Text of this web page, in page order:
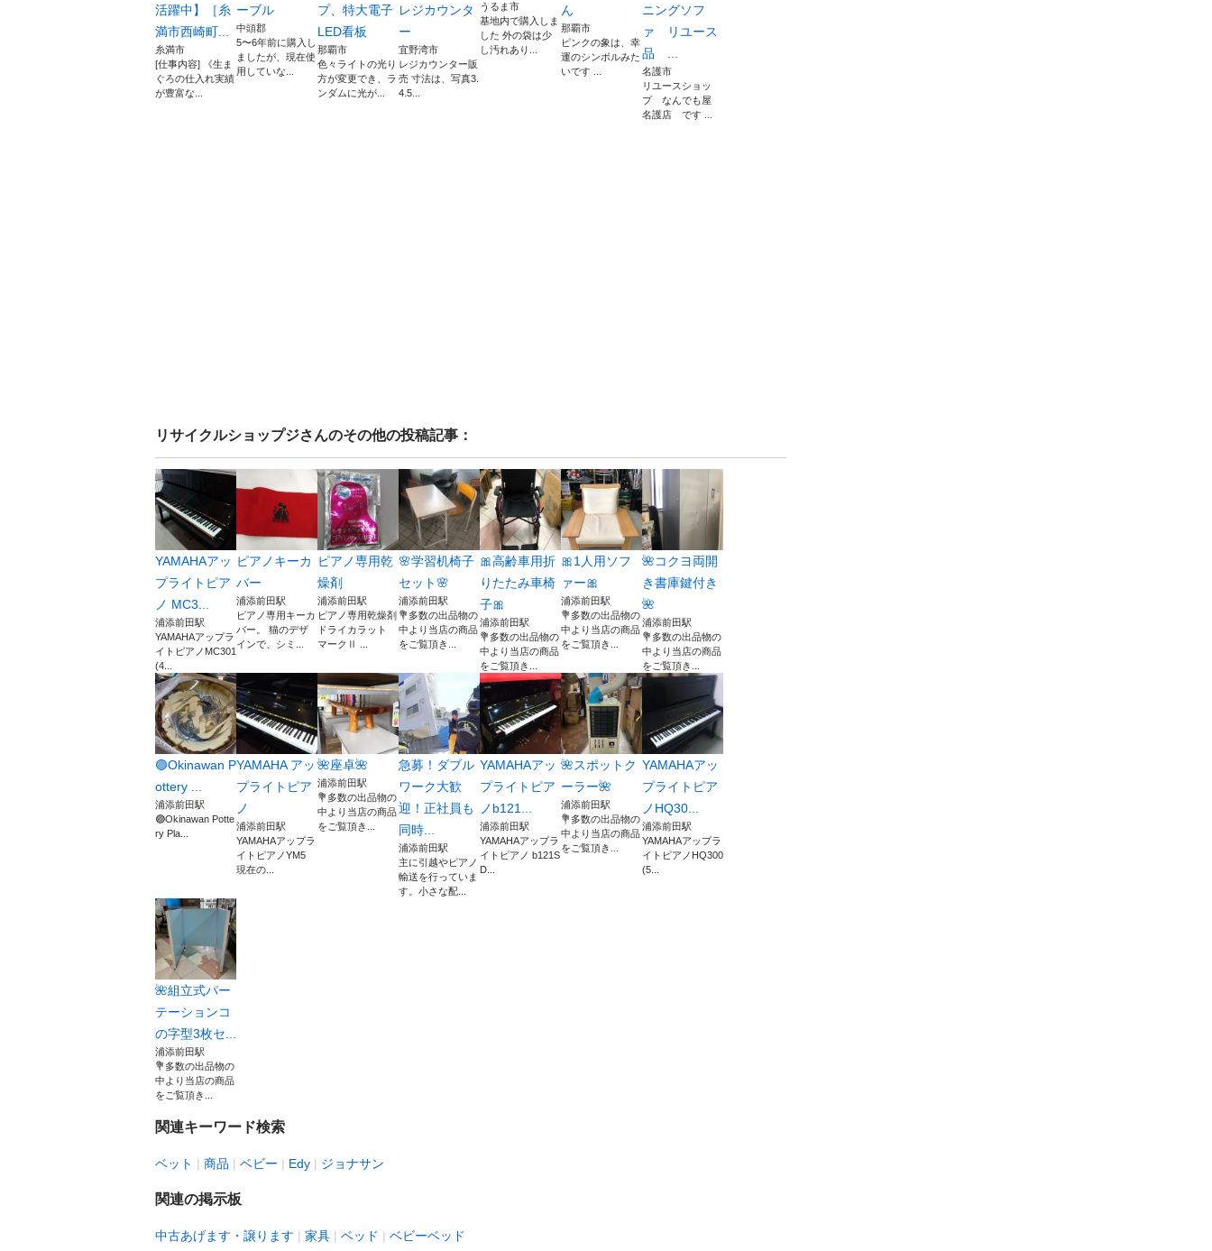
活躍中】［糸
満市西崎町...
糸満市
[仕事内容] 《生ま
ぐろの仕入れ実績
が豊富な...
ーブル
中頭郡
5〜6年前に購入し
ましたが、現在使
用していな...
プ、特大電子
LED看板
那覇市
色々ライトの光り
方が変更でき、ラ
ンダムに光が...
レジカウンタ
ー
宜野湾市
レジカウンター販
売 寸法は、写真3.
4.5...
うるま市
基地内で購入しま
した 外の袋は少
し汚れあり...
ん
那覇市
ピンクの象は、幸
運のシンボルみた
いです ...
ニングソフ
ァ リユース
品 ...
名護市
リユースショッ
プ なんでも屋
名護店 です ...
リサイクルショップジさんのその他の投稿記事：
YAMAHAアッ
プライトピア
ノ MC3...
浦添前田駅
YAMAHAアップラ
イトピアノMC301
(4...
ピアノキーカ
バー
浦添前田駅
ピアノ専用キーカ
バー。 猫のデザ
インで、シミ...
ピアノ専用乾
燥剤
浦添前田駅
ピアノ専用乾燥剤
ドライカラット
マークⅡ ...
🌸学習机椅子
セット🌸
浦添前田駅
💐多数の出品物の
中より当店の商品
をご覧頂き...
🎀高齢車用折
りたたみ車椅
子🎀
浦添前田駅
💐多数の出品物の
中より当店の商品
をご覧頂き...
🎀1人用ソフ
ァー🎀
浦添前田駅
💐多数の出品物の
中より当店の商品
をご覧頂き...
🌺コクヨ両開
き書庫鍵付き
🌺
浦添前田駅
💐多数の出品物の
中より当店の商品
をご覧頂き...
🟣Okinawan P
ottery ...
浦添前田駅
🟣Okinawan Potte
ry Pla...
YAMAHA アッ
プライトピア
ノ
浦添前田駅
YAMAHAアップラ
イトピアノYM5
現在の...
🌺座卓🌺
浦添前田駅
💐多数の出品物の
中より当店の商品
をご覧頂き...
急募！ダブル
ワーク大歓
迎！正社員も
同時...
浦添前田駅
主に引越やピアノ
輸送を行っていま
す。小さな配...
YAMAHAアッ
プライトピア
ノb121...
浦添前田駅
YAMAHAアップラ
イトピアノ b121S
D...
🌺スポットク
ーラー🌺
浦添前田駅
💐多数の出品物の
中より当店の商品
をご覧頂き...
YAMAHAアッ
プライトピア
ノHQ30...
浦添前田駅
YAMAHAアップラ
イトピアノHQ300
(5...
🌺組立式パー
テーションコ
の字型3枚セ...
浦添前田駅
💐多数の出品物の
中より当店の商品
をご覧頂き...
関連キーワード検索
ベット 商品 ベビー Edy ジョナサン
関連の掲示板
中古あげます・譲ります 家具 ベッド ベビーベッド